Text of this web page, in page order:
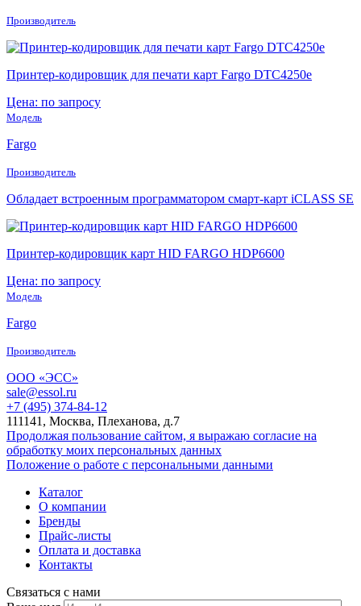
Производитель
Принтер-кодировщик для печати карт Fargo DTC4250e
Цена: по запросу
Модель
Fargo
Производитель
Обладает встроенным программатором смарт-карт iCLASS SE
Принтер-кодировщик карт HID FARGO HDP6600
Цена: по запросу
Модель
Fargo
Производитель
ООО «ЭСС»
sale@essol.ru
+7 (495) 374-84-12
111141, Москва, Плеханова, д.7
Продолжая пользование сайтом, я выражаю согласие на
обработку моих персональных данных
Положение о работе с персональными данными
Каталог
О компании
Бренды
Прайс-листы
Оплата и доставка
Контакты
Связаться с нами